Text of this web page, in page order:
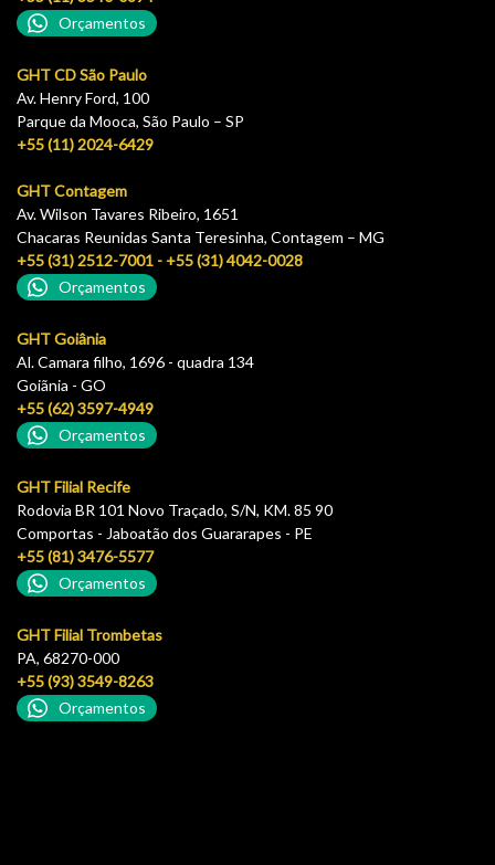
Orçamentos
GHT CD São Paulo
Av. Henry Ford, 100
Parque da Mooca, São Paulo – SP
+55 (11) 2024-6429
GHT Contagem
Av. Wilson Tavares Ribeiro, 1651
Chacaras Reunidas Santa Teresinha, Contagem – MG
+55 (31) 2512-7001 - +55 (31) 4042-0028
Orçamentos
GHT Goiânia
Al. Camara filho, 1696 - quadra 134
Goiãnia - GO
+55 (62) 3597-4949
Orçamentos
GHT Filial Recife
Rodovia BR 101 Novo Traçado, S/N, KM. 85 90
Comportas - Jaboatão dos Guararapes - PE
+55 (81) 3476-5577
Orçamentos
GHT Filial Trombetas
PA, 68270-000
+55 (93) 3549-8263
Orçamentos